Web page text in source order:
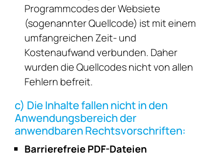
Programmcodes der Websiete
(sogenannter Quellcode) ist mit einem
umfangreichen Zeit- und
Kostenaufwand verbunden. Daher
wurden die Quellcodes nicht von allen
Fehlern befreit.
c) Die Inhalte fallen nicht in den
Anwendungsbereich der
anwendbaren Rechtsvorschriften:
Barrierefreie PDF-Dateien